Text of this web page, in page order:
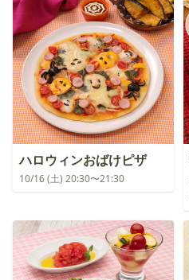
ハロウィンおばけピザ
10/16 (土) 20:30〜21:30